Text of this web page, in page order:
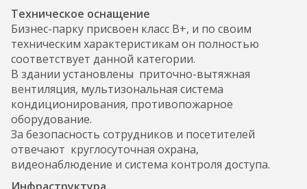
Техническое оснащение
Бизнес-парку присвоен класс В+, и по своим
техническим характеристикам он полностью
соответствует данной категории.
В здании установлены приточно-вытяжная
вентиляция, мультизональная система
кондиционирования, противопожарное
оборудование.
За безопасность сотрудников и посетителей
отвечают круглосуточная охрана,
видеонаблюдение и система контроля доступа.